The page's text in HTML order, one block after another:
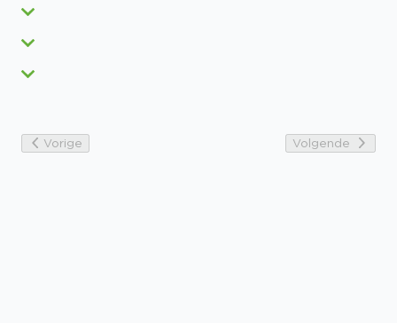
Vorige Volgende